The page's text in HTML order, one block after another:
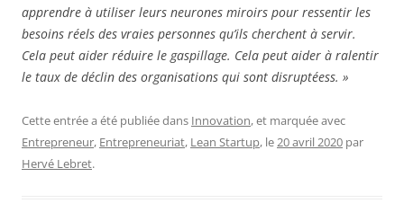
apprendre à utiliser leurs neurones miroirs pour ressentir les
besoins réels des vraies personnes qu’ils cherchent à servir.
Cela peut aider réduire le gaspillage. Cela peut aider à ralentir
le taux de déclin des organisations qui sont disruptéess. »
Cette entrée a été publiée dans Innovation, et marquée avec
Entrepreneur, Entrepreneuriat, Lean Startup, le20 avril 2020 par
Hervé Lebret.